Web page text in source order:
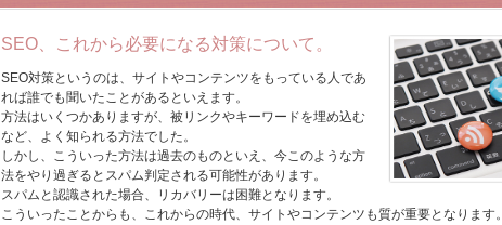
SEO、これから必要になる対策について。
SEO対策というのは、サイトやコンテンツをもっている人であ
れば誰でも聞いたことがあるといえます。
方法はいくつかありますが、被リンクやキーワードを埋め込む
など、よく知られる方法でした。
しかし、こういった方法は過去のものといえ、今このような方
法をやり過ぎるとスパム判定される可能性があります。
スパムと認識された場合、リカバリーは困難となります。
こういったことからも、これからの時代、サイトやコンテンツも質が重要となります。